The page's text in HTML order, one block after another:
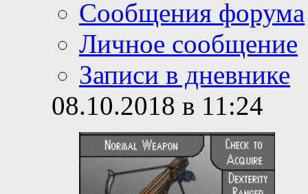
Сообщения форума
Личное сообщение
Записи в дневнике
08.10.2018 в 11:24